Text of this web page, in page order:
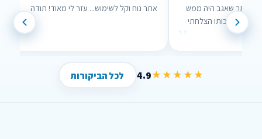
אתר נוח וקל לשימוש... עזר לי מאוד! תודה
”
האתר שאגב היה ממש
לי , בזכותו הצלחתי
★★★★★
4.9 לכל הביקורות